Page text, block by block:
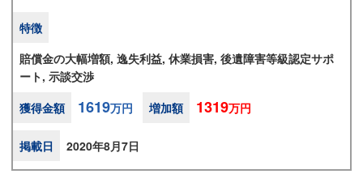
特徴
賠償金の大幅増額, 逸失利益, 休業損害, 後遺障害等級認定サポ
ート, 示談交渉
獲得金額
1619万円 増加額 1319万円
掲載日 2020年8月7日